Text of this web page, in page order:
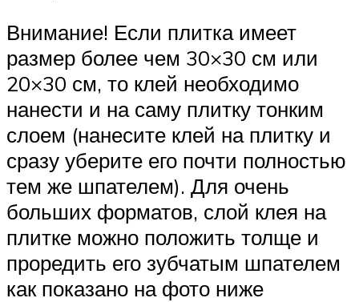
Внимание! Если плитка имеет
размер более чем 30×30 см или
20×30 см, то клей необходимо
нанести и на саму плитку тонким
слоем (нанесите клей на плитку и
сразу уберите его почти полностью
тем же шпателем). Для очень
больших форматов, слой клея на
плитке можно положить толще и
проредить его зубчатым шпателем
как показано на фото ниже